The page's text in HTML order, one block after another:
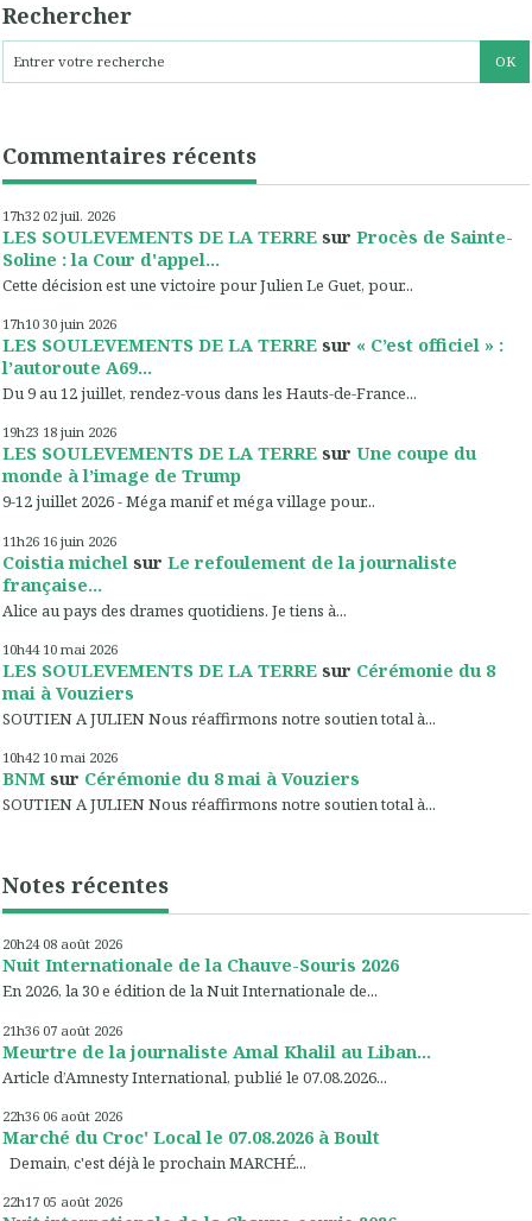
Rechercher
Commentaires récents
17h32 02 juil. 2026
LES SOULEVEMENTS DE LA TERRE sur Procès de Sainte-
Soline : la Cour d'appel...
Cette décision est une victoire pour Julien Le Guet, pour...
17h10 30 juin 2026
LES SOULEVEMENTS DE LA TERRE sur « C’est officiel » :
l’autoroute A69...
Du 9 au 12 juillet, rendez-vous dans les Hauts-de-France...
19h23 18 juin 2026
LES SOULEVEMENTS DE LA TERRE sur Une coupe du
monde à l’image de Trump
9-12 juillet 2026 - Méga manif et méga village pour...
11h26 16 juin 2026
Coistia michel sur Le refoulement de la journaliste
française...
Alice au pays des drames quotidiens. Je tiens à...
10h44 10 mai 2026
LES SOULEVEMENTS DE LA TERRE sur Cérémonie du 8
mai à Vouziers
SOUTIEN A JULIEN Nous réaffirmons notre soutien total à...
10h42 10 mai 2026
BNM sur Cérémonie du 8 mai à Vouziers
SOUTIEN A JULIEN Nous réaffirmons notre soutien total à...
Notes récentes
20h24 08 août 2026
Nuit Internationale de la Chauve-Souris 2026
En 2026, la 30 e édition de la Nuit Internationale de...
21h36 07 août 2026
Meurtre de la journaliste Amal Khalil au Liban...
Article d’Amnesty International, publié le 07.08.2026...
22h36 06 août 2026
Marché du Croc' Local le 07.08.2026 à Boult
Demain, c'est déjà le prochain MARCHÉ...
22h17 05 août 2026